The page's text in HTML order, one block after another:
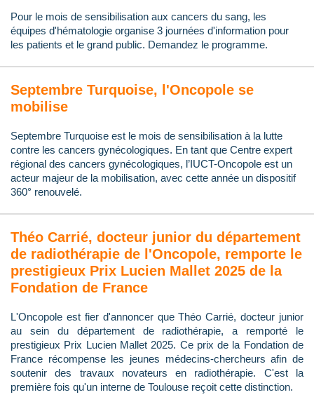
Pour le mois de sensibilisation aux cancers du sang, les
équipes d'hématologie organise 3 journées d'information pour
les patients et le grand public. Demandez le programme.
Septembre Turquoise, l'Oncopole se
mobilise
Septembre Turquoise est le mois de sensibilisation à la lutte
contre les cancers gynécologiques. En tant que Centre expert
régional des cancers gynécologiques, l’IUCT-Oncopole est un
acteur majeur de la mobilisation, avec cette année un dispositif
360° renouvelé.
Théo Carrié, docteur junior du département
de radiothérapie de l'Oncopole, remporte le
prestigieux Prix Lucien Mallet 2025 de la
Fondation de France
L'Oncopole est fier d'annoncer que Théo Carrié, docteur junior
au sein du département de radiothérapie, a remporté le
prestigieux Prix Lucien Mallet 2025. Ce prix de la Fondation de
France récompense les jeunes médecins-chercheurs afin de
soutenir des travaux novateurs en radiothérapie. C'est la
première fois qu'un interne de Toulouse reçoit cette distinction.